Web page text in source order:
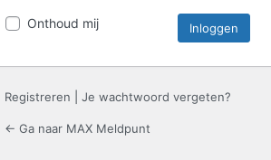
Onthoud mij
Registreren Je wachtwoord vergeten?
← Ga naar MAX Meldpunt